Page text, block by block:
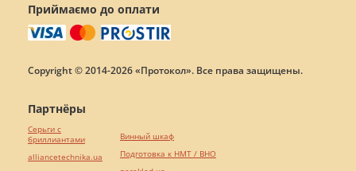
Приймаємо до оплати
Copyright © 2014-2026 «Протокол». Все права защищены.
Партнёры
Серьги с
бриллиантами
alliancetechnika.ua
Винный шкаф
Подготовка к НМТ / ВНО